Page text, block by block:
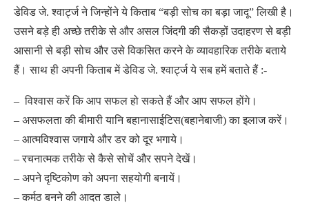
डेविड जे. श्वार्ट्ज ने जिन्होंने ये किताब “बड़ी सोच का बड़ा जादू” लिखी है।
उसने बड़े ही अच्छे तरीके से और असल जिंदगी की सैकड़ों उदाहरण से बड़ी
आसानी से बड़ी सोच और उसे विकसित करने के व्यावहारिक तरीके बताये
हैं। साथ ही अपनी किताब में डेविड जे. श्वार्ट्ज ये सब हमें बताते हैं :-
– विश्वास करें कि आप सफल हो सकते हैं और आप सफल होंगे।
– असफलता की बीमारी यानि बहानासाईटिस(बहानेबाजी) का इलाज करें।
– आत्मविश्वास जगाये और डर को दूर भगाये।
– रचनात्मक तरीके से कैसे सोचें और सपने देखें।
– अपने दृष्टिकोण को अपना सहयोगी बनायें।
– कर्मठ बनने की आदत डाले।